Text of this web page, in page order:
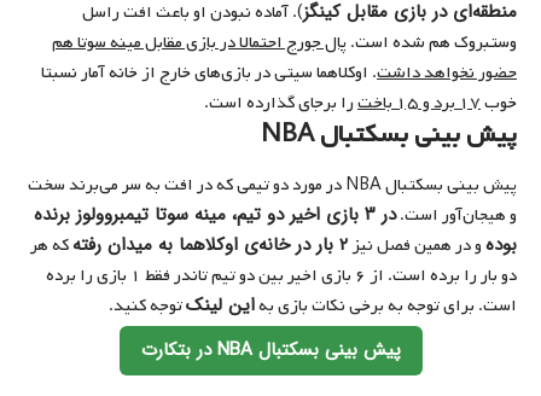
منطقه‌ای در بازی مقابل کینگز). آماده نبودن او باعث افت راسل
وستبروک هم شده است. پال جورج احتمالا در بازی مقابل مینه سوتا هم
حضور نخواهد داشت. اوکلاهما سیتی در بازی‌های خارج از خانه آمار نسبتا
خوب۱۷ برد و ۱۵ باخت را برجای گذارده است.
پیش بینی بسکتبال NBA
پیش بینی بسکتبال NBA در مورد دو تیمی که در افت به سر می‌برند سخت
و هیجان‌آور است.
در ۳ بازی اخیر دو تیم، مینه سوتا تیمبروولوز برنده
بودهو در همین فصل نیز۲ بار در خانه‌ی اوکلاهما به میدان رفته
که هر
دو بار را برده است. از ۶ بازی اخیر بین دو تیم تاندر فقط ۱ بازی را برده
است. برای توجه به برخی نکات بازی بهاین لینکتوجه کنید.
پیش بینی بسکتبال NBA در بتکارت